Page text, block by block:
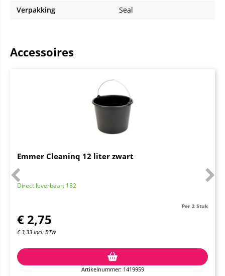
Verpakking
Seal
Accessoires
Emmer Cleaninq 12 liter zwart
Direct leverbaar: 182
Per 2 Stuk
€ 2,75
€3,33 Incl. BTW
Artikelnummer: 1419959